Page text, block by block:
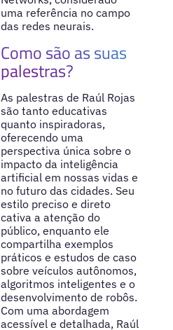
uma referência no campo
das redes neurais.
Como são as suas
palestras?
As palestras de Raúl Rojas
são tanto educativas
quanto inspiradoras,
oferecendo uma
perspectiva única sobre o
impacto da inteligência
artificial em nossas vidas e
no futuro das cidades. Seu
estilo preciso e direto
cativa a atenção do
público, enquanto ele
compartilha exemplos
práticos e estudos de caso
sobre veículos autônomos,
algoritmos inteligentes e o
desenvolvimento de robôs.
Com uma abordagem
acessível e detalhada, Raúl